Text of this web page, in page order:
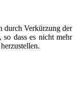
durch Verkürzung der
so dass es nicht mehr